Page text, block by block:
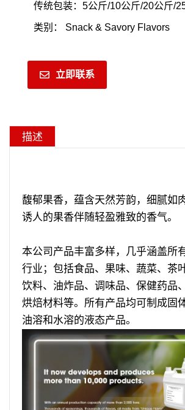
传统包装：5公斤/10公斤/20公斤/
类别： Snack & Savory Flavors
立即联系
描述
馥郁果香，蕴含天然芳韵，细腻如
诱人的果香伴随轻盈雅致的香气。
本公司产品丰富多样，几乎涵盖所
行业；包括食品、果味、蔬菜、茶
饮料、油炸品、调味品、保健药品
烘焙材料等。所有产品均可制成固
油溶和水溶的液态产品。